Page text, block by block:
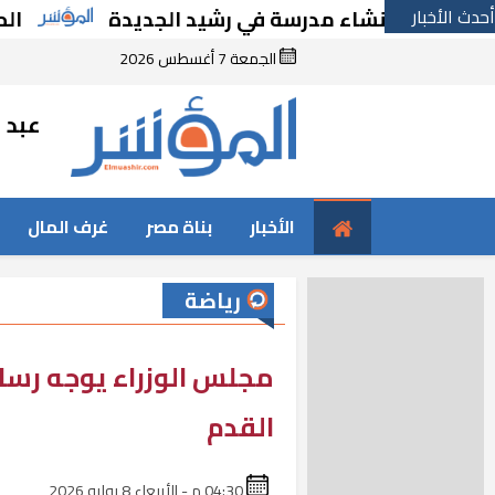
أحدث الأخباربإنشاء مدرسة في رشيد الجديدة
الجمعة 7 أغسطس 2026
الأخبار بناة مصر غرف المال
رياضة
مجلس الوزراء يوجه
القدم